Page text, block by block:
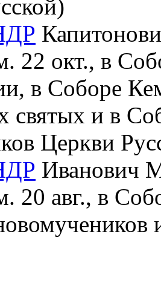
22 окт., в
в Соборе
святых и в
Церкви
Иванович
20 авг., в